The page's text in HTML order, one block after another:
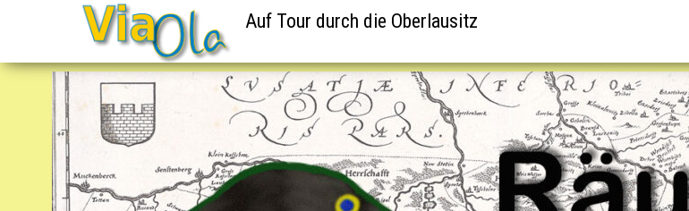
Auf Tour durch die Oberlausitz